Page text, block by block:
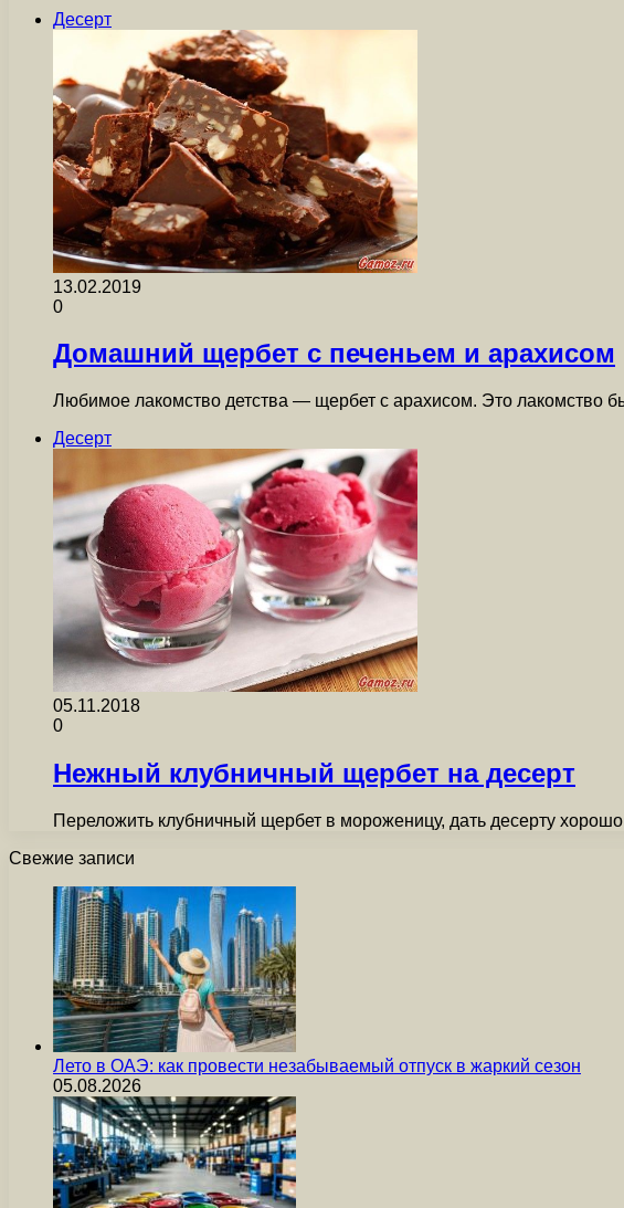
Десерт
13.02.2019
0
Домашний щербет с печеньем и арахисом
Любимое лакомство детства — щербет с арахисом. Это лакомство
Десерт
05.11.2018
0
Нежный клубничный щербет на десерт
Переложить клубничный щербет в мороженицу, дать десерту
Свежие записи
Лето в ОАЭ: как провести незабываемый отпуск в жаркий сезон
05.08.2026